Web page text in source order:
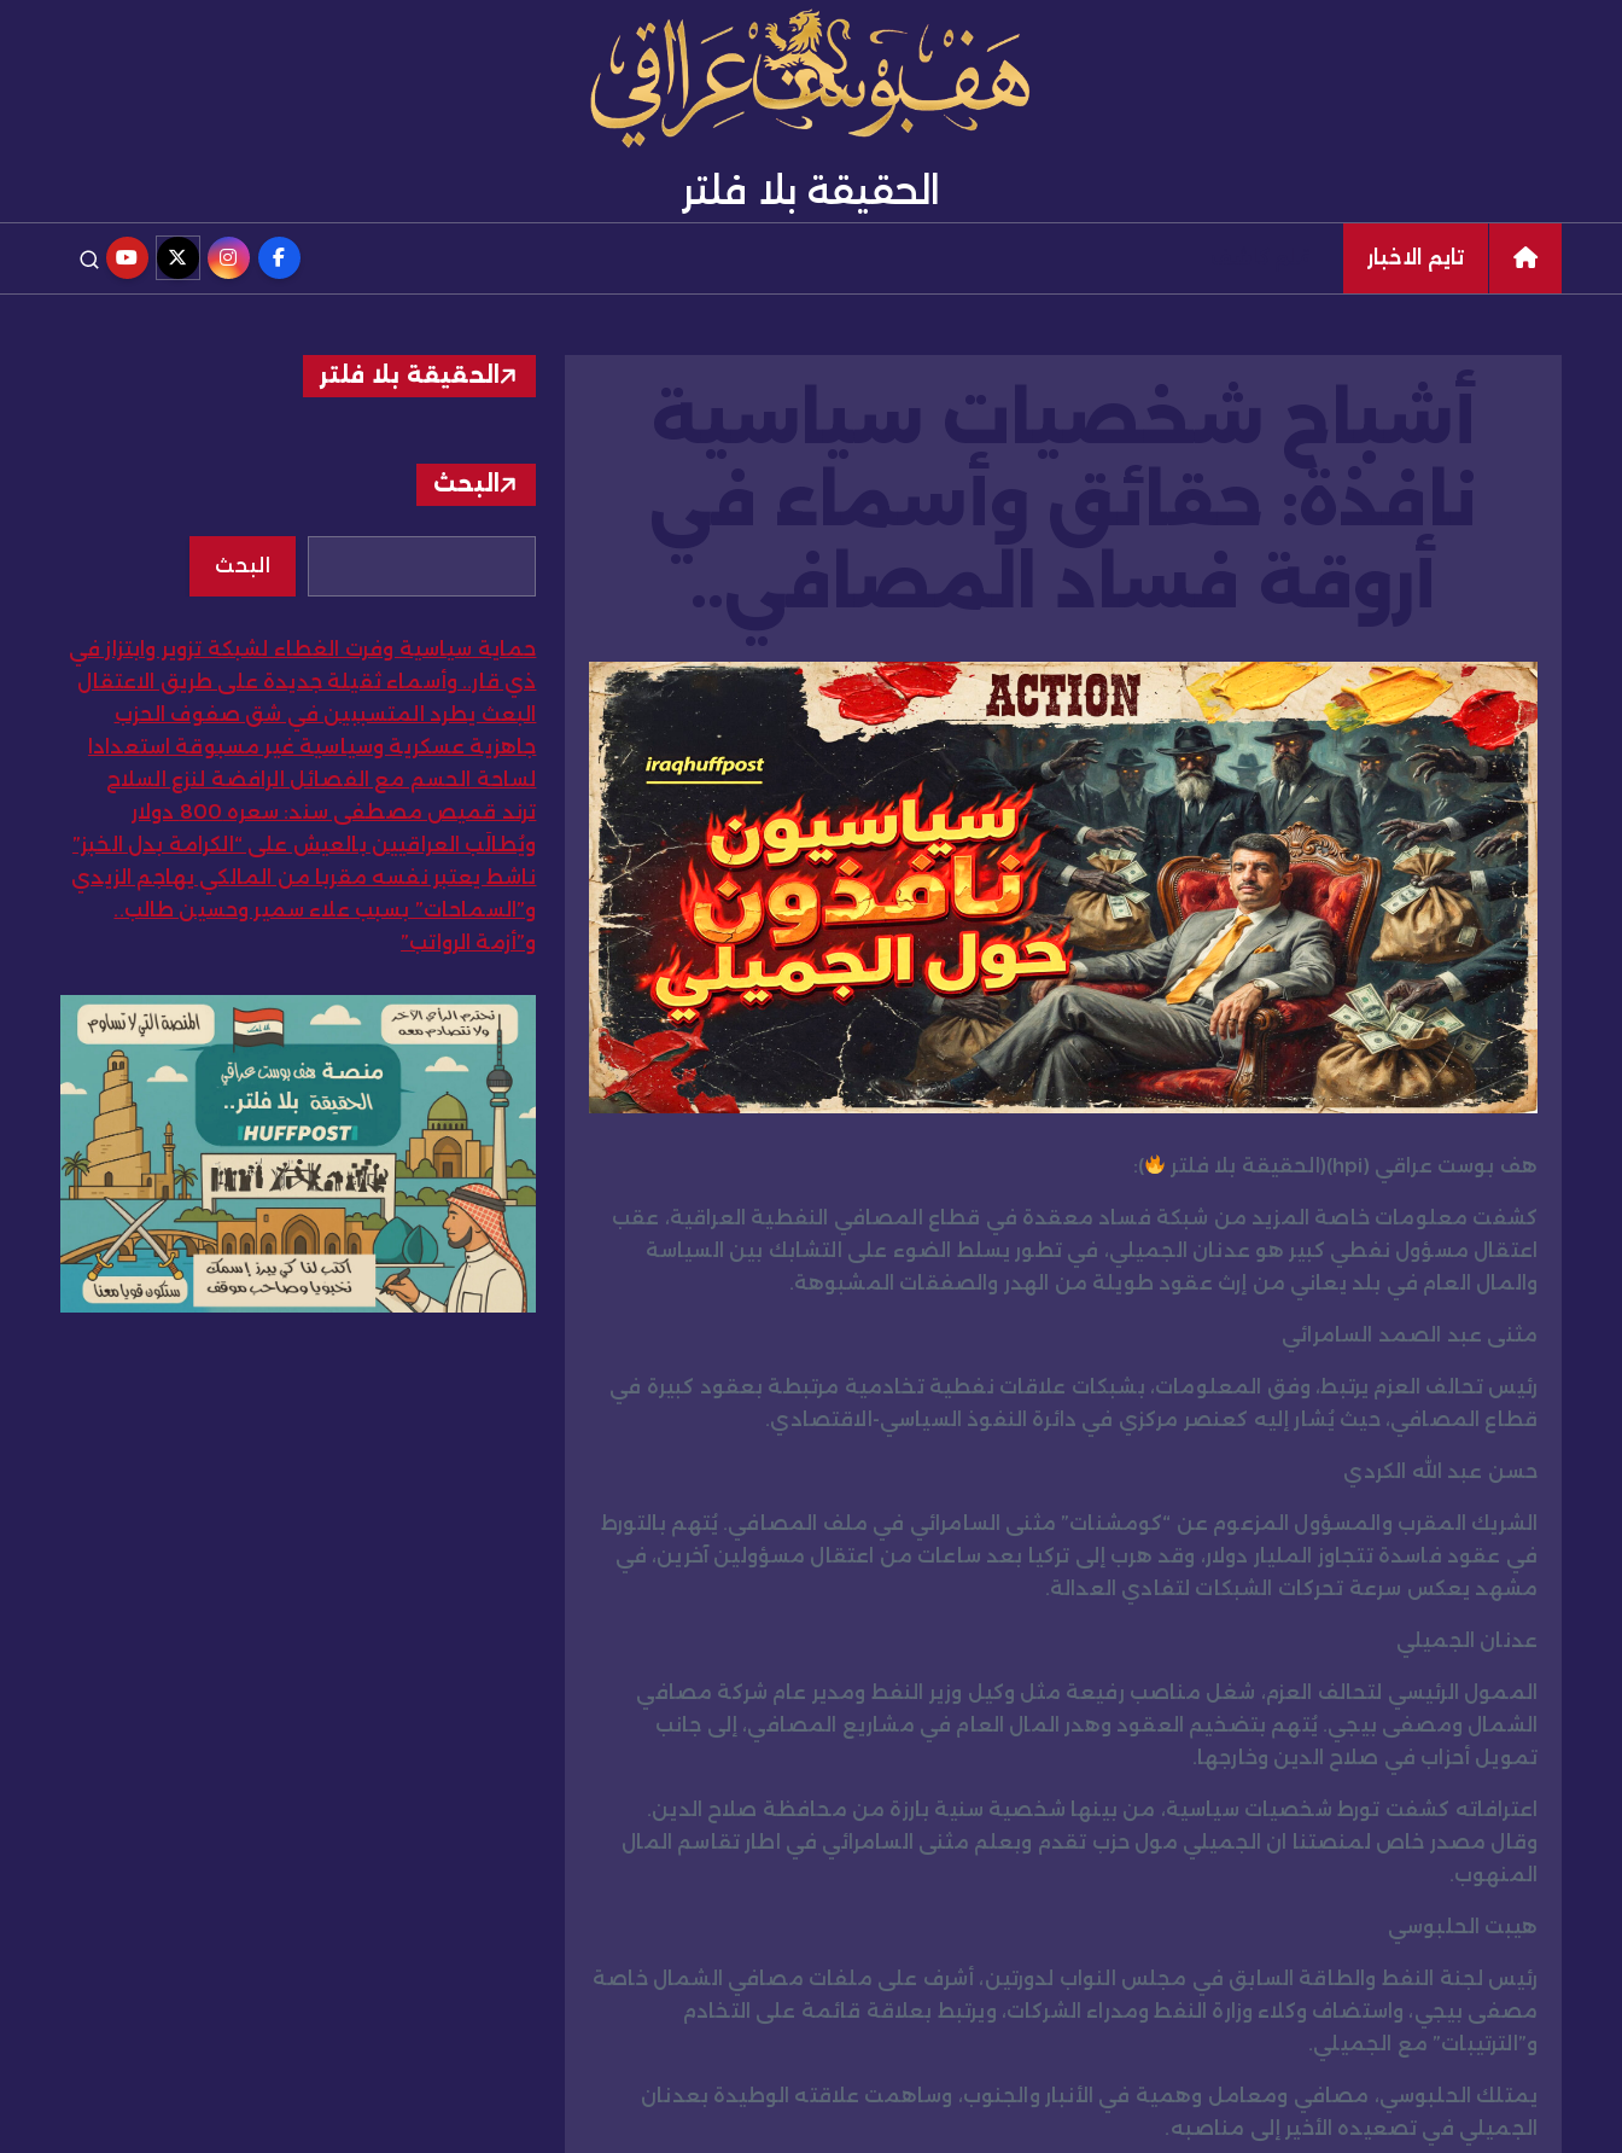
الحقيقة بلا فلتر
تايم الاخبار
أشباح شخصيات سياسية
نافذة: حقائق وأسماء في
أروقة فساد المصافي..
هف بوست عراقي (hpi)(الحقيقة بلا فلتر ):
كشفت معلومات خاصة المزيد من شبكة فساد معقدة في قطاع المصافي النفطية العراقية، عقب
اعتقال مسؤول نفطي كبير هو عدنان الجميلي، في تطور يسلط الضوء على التشابك بين السياسة
والمال العام في بلد يعاني من إرث عقود طويلة من الهدر والصفقات المشبوهة.
مثنى عبد الصمد السامرائي
رئيس تحالف العزم يرتبط، وفق المعلومات، بشبكات علاقات نفطية تخادمية مرتبطة بعقود كبيرة في
قطاع المصافي، حيث يُشار إليه كعنصر مركزي في دائرة النفوذ السياسي-الاقتصادي.
حسن عبد الله الكردي
الشريك المقرب والمسؤول المزعوم عن “كومشنات” مثنى السامرائي في ملف المصافي. يُتهم بالتورط
في عقود فاسدة تتجاوز المليار دولار، وقد هرب إلى تركيا بعد ساعات من اعتقال مسؤولين آخرين، في
مشهد يعكس سرعة تحركات الشبكات لتفادي العدالة.
عدنان الجميلي
الممول الرئيسي لتحالف العزم، شغل مناصب رفيعة مثل وكيل وزير النفط ومدير عام شركة مصافي
الشمال ومصفى بيجي. يُتهم بتضخيم العقود وهدر المال العام في مشاريع المصافي، إلى جانب
تمويل أحزاب في صلاح الدين وخارجها.
اعترافاته كشفت تورط شخصيات سياسية، من بينها شخصية سنية بارزة من محافظة صلاح الدين.
وقال مصدر خاص لمنصتنا ان الجميلي مول حزب تقدم وبعلم مثنى السامرائي في اطار تقاسم المال
المنهوب.
هيبت الحلبوسي
رئيس لجنة النفط والطاقة السابق في مجلس النواب لدورتين، أشرف على ملفات مصافي الشمال خاصة
مصفى بيجي، واستضاف وكلاء وزارة النفط ومدراء الشركات، ويرتبط بعلاقة قائمة على التخادم
و”الترتيبات” مع الجميلي.
يمتلك الحلبوسي، مصافي ومعامل وهمية في الأنبار والجنوب، وساهمت علاقته الوطيدة بعدنان
الجميلي في تصعيده الأخير إلى مناصبه.
الحقيقة بلا فلتر
البحث
البحث
حماية سياسية وفرت الغطاء لشبكة تزوير وابتزاز في
ذي قار.. وأسماء ثقيلة جديدة على طريق الاعتقال
البعث يطرد المتسببين في شق صفوف الحزب
جاهزية عسكرية وسياسية غير مسبوقة استعدادا
لساحة الحسم مع الفصائل الرافضة لنزع السلاح
ترند قميص مصطفى سند: سعره 800 دولار
ويُطالَب العراقيين بالعيش على “الكرامة بدل الخبز”
ناشط يعتبر نفسه مقربا من المالكي يهاجم الزيدي
و”السماحات” بسبب علاء سمير وحسين طالب..
و”أزمة الرواتب”